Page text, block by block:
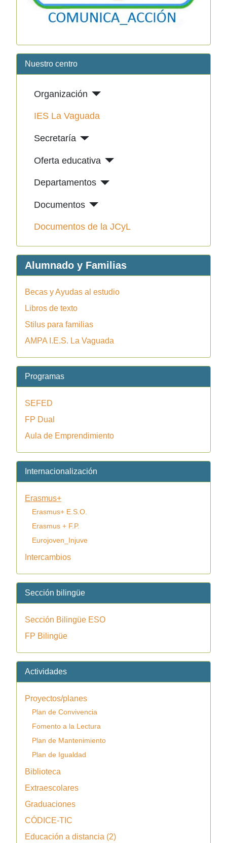
Nuestro centro
Organización
IES La Vaguada
Secretaría
Oferta educativa
Departamentos
Documentos
Documentos de la JCyL
Alumnado y Familias
Becas y Ayudas al estudio
Libros de texto
Stilus para familias
AMPA I.E.S. La Vaguada
Programas
SEFED
FP Dual
Aula de Emprendimiento
Internacionalización
Erasmus+
Erasmus+ E.S.O.
Erasmus + F.P.
Eurojoven_Injuve
Intercambios
Sección bilingüe
Sección Bilingüe ESO
FP Bilingüe
Actividades
Proyectos/planes
Plan de Convivencia
Fomento a la Lectura
Plan de Mantenimiento
Plan de Igualdad
Biblioteca
Extraescolares
Graduaciones
CÓDICE-TIC
Educación a distancia (2)